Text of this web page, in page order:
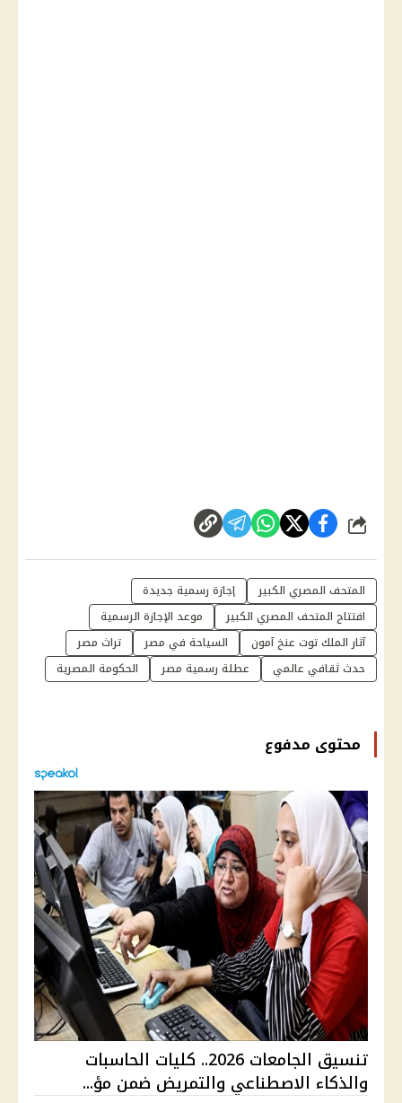
شارك
المتحف المصري الكبير
إجازة رسمية جديدة
افتتاح المتحف المصري الكبير
موعد الإجازة الرسمية
آثار الملك توت عنخ آمون
السياحة في مصر
تراث مصر
حدث ثقافي عالمي
عطلة رسمية مصر الحكومة المصرية
محتوى مدفوع
تنسيق الجامعات 2026.. كليات الحاسبات
والذكاء الاصطناعي والتمريض ضمن مؤ...